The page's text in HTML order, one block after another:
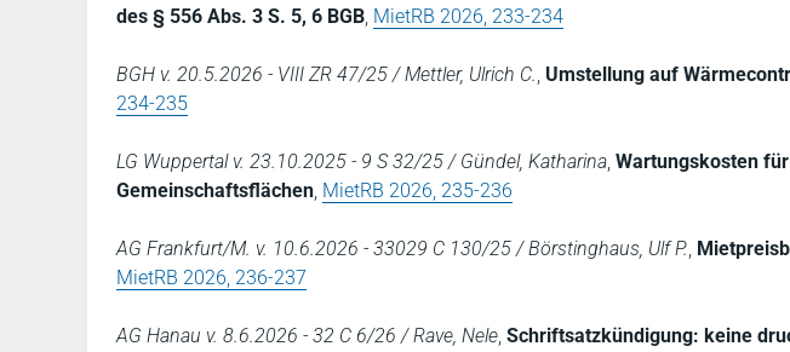
des § 556 Abs. 3 S. 5, 6 BGB, MietRB 2026, 233-234
BGH v. 20.5.2026 - VIII ZR 47/25 / Mettler, Ulrich C., Umstellung auf
234-235
LG Wuppertal v. 23.10.2025 - 9 S 32/25 / Gündel, Katharina, Wartungskosten
Gemeinschaftsflächen, MietRB 2026, 235-236
AG Frankfurt/M. v. 10.6.2026 - 33029 C 130/25 / Börstinghaus, Ulf P.,
MietRB 2026, 236-237
AG Hanau v. 8.6.2026 - 32 C 6/26 / Rave, Nele, Schriftsatzkündigung: keine